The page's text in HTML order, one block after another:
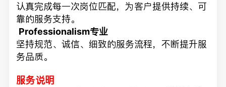
认真完成每一次岗位匹配，为客户提供持续、可
靠的服务支持。
Professionalism专业
坚持规范、诚信、细致的服务流程，不断提升服
务品质。
服务说明